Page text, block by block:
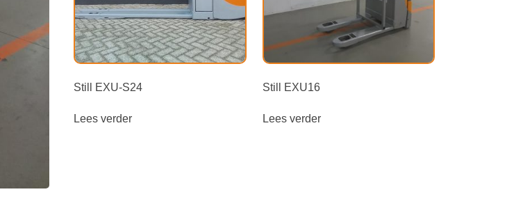
Still EXU-S24
Lees verder
Still EXU16
Lees verder